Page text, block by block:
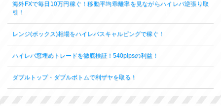
海外FXで毎日10万円稼ぐ！移動平均乖離率を見ながらハイレバ逆張り取
引！
レンジ(ボックス)相場をハイレバスキャルピングで稼ぐ！
ハイレバ窓埋めトレードを徹底検証！540pipsの利益！
ダブルトップ・ダブルボトムで利ザヤを取る！